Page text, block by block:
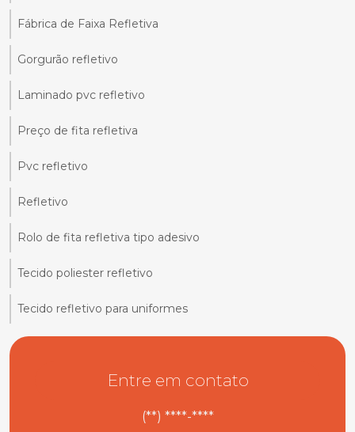
Fábrica de Faixa Refletiva
Gorgurão refletivo
Laminado pvc refletivo
Preço de fita refletiva
Pvc refletivo
Refletivo
Rolo de fita refletiva tipo adesivo
Tecido poliester refletivo
Tecido refletivo para uniformes
Entre em contato
(**) ****-****